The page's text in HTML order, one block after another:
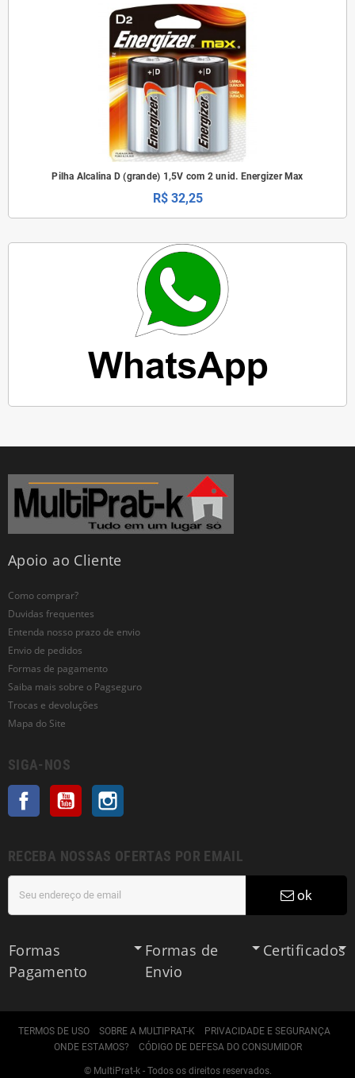
Pilha Alcalina D (grande) 1,5V com 2 unid. Energizer Max
R$ 32,25
Apoio ao Cliente
Como comprar?
Duvidas frequentes
Entenda nosso prazo de envio
Envio de pedidos
Formas de pagamento
Saiba mais sobre o Pagseguro
Trocas e devoluções
Mapa do Site
SIGA-NOS
Facebook YouTube
RECEBA NOSSAS OFERTAS POR EMAIL
ok
Formas
Pagamento
Formas de
Envio
Certificados
TERMOS DE USO SOBRE A MULTIPRAT-K
PRIVACIDADE E SEGURANÇA
ONDE ESTAMOS?
CÓDIGO DE DEFESA DO CONSUMIDOR
© MultiPrat-k - Todos os direitos reservados.